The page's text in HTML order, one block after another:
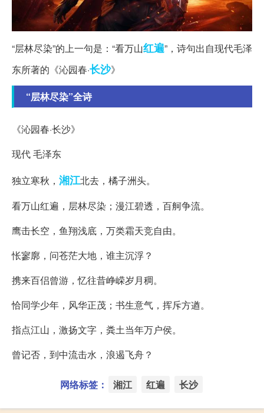
“层林尽染”的上一句是：“看万山红遍”，诗句出自现代毛泽
东所著的《沁园春·长沙》
“层林尽染”全诗
《沁园春·长沙》
现代 毛泽东
独立寒秋， 湘江北去，橘子洲头。
看万山红遍，层林尽染；漫江碧透，百舸争流。
鹰击长空，鱼翔浅底，万类霜天竞自由。
怅寥廓，问苍茫大地，谁主沉浮？
携来百侣曾游，忆往昔峥嵘岁月稠。
恰同学少年，风华正茂；书生意气，挥斥方遒。
指点江山，激扬文字，粪土当年万户侯。
曾记否，到中流击水，浪遏飞舟？
网络标签： 湘江 红遍 长沙